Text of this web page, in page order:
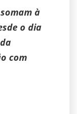
à
o dia
com